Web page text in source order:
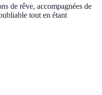
de rêve, accompagnées de
tout en étant